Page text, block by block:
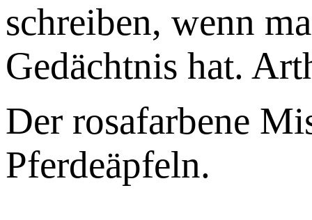
schreiben, wenn
Gedächtnis hat.
Der rosafarbene
Pferdeäpfeln.